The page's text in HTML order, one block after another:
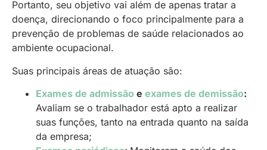
Portanto, seu objetivo vai além de apenas tratar a
doença, direcionando o foco principalmente para a
prevenção de problemas de saúde relacionados ao
ambiente ocupacional.
Suas principais áreas de atuação são:
Exames de admissão e exames de demissão:
Avaliam se o trabalhador está apto a realizar
suas funções, tanto na entrada quanto na saída
da empresa;